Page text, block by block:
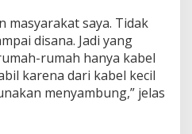
masyarakat saya. Tidak
disana. Jadi yang
rumah hanya kabel
karena dari kabel kecil
menyambung,” jelas